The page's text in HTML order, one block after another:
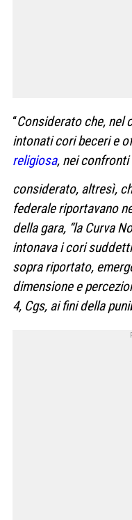
“Considerato che, nel
intonati cori beceri e
religiosa, nei confronti
considerato, altresì,
federale riportavano
della gara, “la Curva
intonava i cori
sopra riportato,
dimensione e
4, Cgs, ai fini della